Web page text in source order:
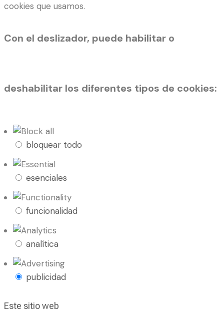
cookies que usamos.
Con el deslizador, puede habilitar o
deshabilitar los diferentes tipos de cookies:
bloquear todo
esenciales
funcionalidad
analítica
publicidad
Este sitio web